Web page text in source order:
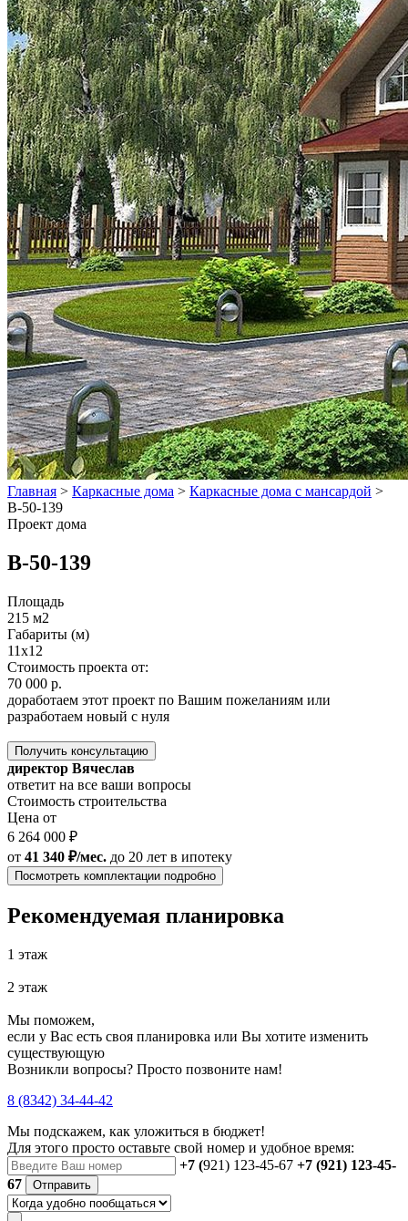
Главная > Каркасные дома > Каркасные дома с мансардой >
B-50-139
Проект дома
B-50-139
Площадь
215 м2
Габариты (м)
11х12
Стоимость проекта от:
70 000 р.
доработаем этот проект по Вашим пожеланиям или
разработаем новый с нуля
Получить консультацию
директор Вячеслав
ответит на все ваши вопросы
Стоимость строительства
Цена от
6 264 000 ₽
от 41 340 ₽/мес. до 20 лет в ипотеку
Посмотреть комплектации подробно
Рекомендуемая планировка
1 этаж
2 этаж
Мы поможем,
если у Вас есть своя планировка или Вы хотите изменить
существующую
Возникли вопросы? Просто позвоните нам!
8 (8342) 34-44-42
Мы подскажем, как уложиться в бюджет!
Для этого просто оставьте свой номер и удобное время:
+7 (921) 123-45-67 +7 (921) 123-45-
67
Отправить